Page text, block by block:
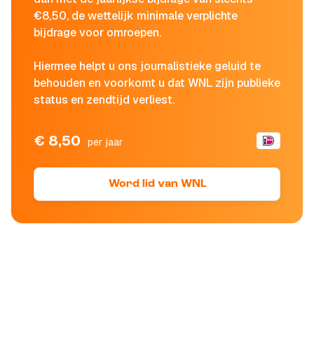
€8,50, de wettelijk minimale verplichte
bijdrage voor omroepen.
Hiermee helpt u ons journalistieke geluid te
behouden en voorkomt u dat WNL zijn publieke
status en zendtijd verliest.
€ 8,50 per jaar
Word lid van WNL